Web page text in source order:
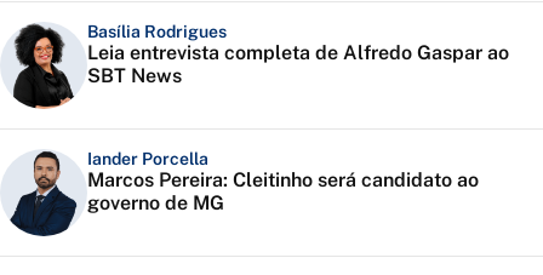
Basília Rodrigues
Leia entrevista completa de Alfredo Gaspar ao
SBT News
Iander Porcella
Marcos Pereira: Cleitinho será candidato ao
governo de MG